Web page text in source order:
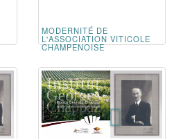
MODERNITÉ DE
L'ASSOCIATION VITICOLE
CHAMPENOISE